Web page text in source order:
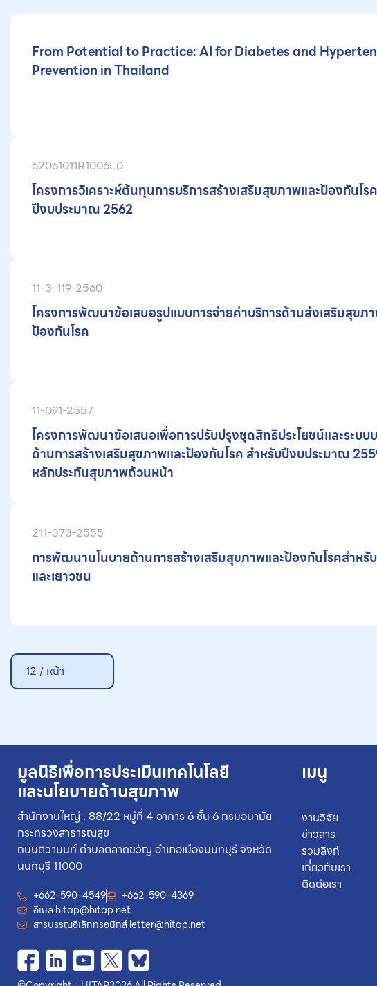
From Potential to Practice: AI for Diabetes and
Prevention in Thailand
62061011R1006L0
โครงการวิเคราะห์ต้นทุนการบริการสร้างเสริมสุขภาพและป้องกันโรค
ปีงบประมาณ 2562
11-3-119-2560
โครงการพัฒนาข้อเสนอรูปแบบการจ่ายค่าบริการด้านส่งเสริมสุขภ
ป้องกันโรค
11-091-2557
โครงการพัฒนาข้อเสนอเพื่อการปรับปรุงชุดสิทธิประโยชน์และระบบ
ด้านการสร้างเสริมสุขภาพและป้องกันโรค สำหรับปีงบประมาณ
หลักประกันสุขภาพถ้วนหน้า
211-373-2555
การพัฒนานโนบายด้านการสร้างเสริมสุขภาพและป้องกันโรคสำหรับ
และเยาวชน
12 / หน้า
มูลนิธิเพื่อการประเมินเทคโนโลยี
และนโยบายด้านสุขภาพ
สำนักงานใหญ่ : 88/22 หมู่ที่ 4 อาคาร 6 ชั้น 6 กรมอนามัย
กระทรวงสาธารณสุข
ถนนติวานนท์ ตำบลตลาดขวัญ อำเภอเมืองนนทบุรี จังหวัด
นนทบุรี 11000
+662-590-4549
+662-590-4369
อีเมล hitap@hitap.net
สารบรรณอิเล็กทรอนิกส์letter@hitap.net
เมนู
งานวิจัย
ข่าวสาร
รวมลิงก์
เกี่ยวกับเรา
ติดต่อเรา